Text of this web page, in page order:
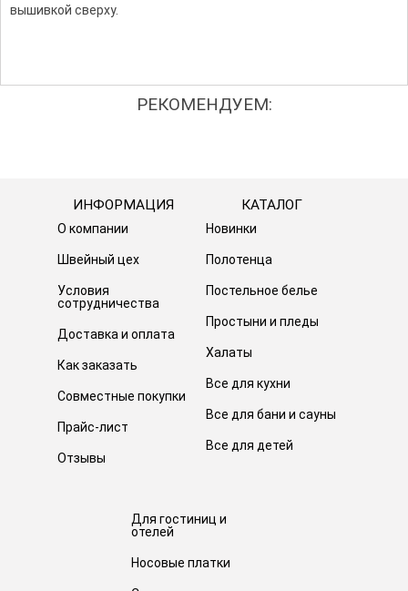
вышивкой сверху.
РЕКОМЕНДУЕМ:
ИНФОРМАЦИЯ
О компании
Швейный цех
Условия
сотрудничества
Доставка и оплата
Как заказать
Совместные покупки
Прайс-лист
Отзывы
КАТАЛОГ
Новинки
Полотенца
Постельное белье
Простыни и пледы
Халаты
Все для кухни
Все для бани и сауны
Все для детей
Для гостиниц и
отелей
Носовые платки